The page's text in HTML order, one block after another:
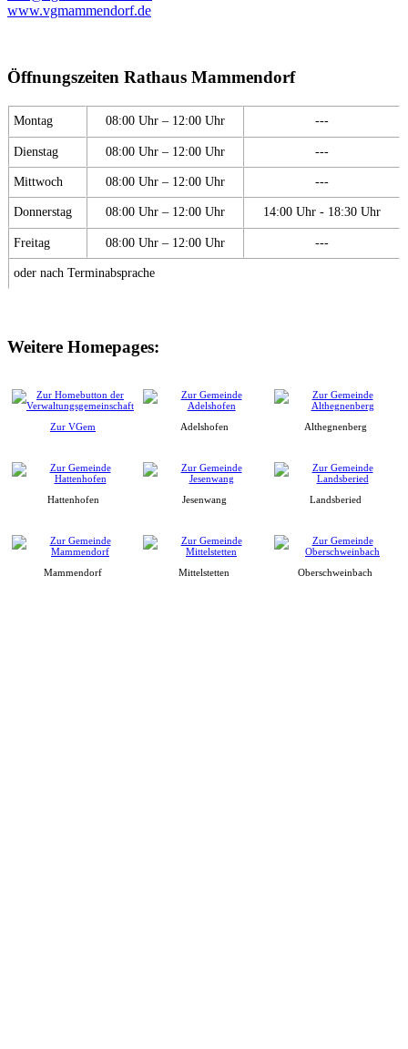
www.vgmammendorf.de
Öffnungszeiten Rathaus Mammendorf
Montag 08:00 Uhr – 12:00 Uhr ---
Dienstag 08:00 Uhr – 12:00 Uhr ---
Mittwoch 08:00 Uhr – 12:00 Uhr ---
Donnerstag 08:00 Uhr – 12:00 Uhr 14:00 Uhr - 18:30 Uhr
Freitag 08:00 Uhr – 12:00 Uhr ---
oder nach Terminabsprache
Weitere Homepages:
Zur VGem Adelshofen Althegnenberg
Hattenhofen Jesenwang Landsberied
Mammendorf Mittelstetten Oberschweinbach